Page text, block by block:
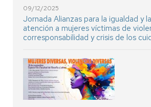
09/12/2025
Jornada Alianzas para la igualdad y
atención a mujeres víctimas de
corresponsabilidad y crisis de los